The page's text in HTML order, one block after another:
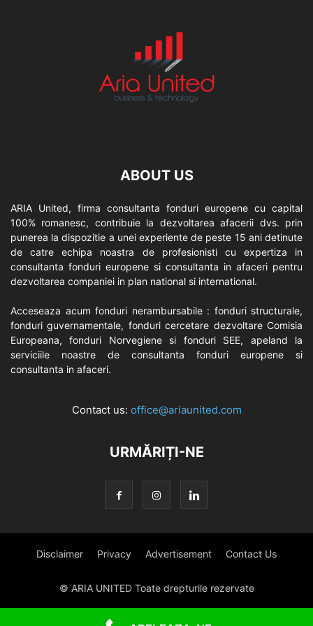
ABOUT US
ARIA United, firma consultanta fonduri europene cu capital
100% romanesc, contribuie la dezvoltarea afacerii dvs. prin
punerea la dispozitie a unei experiente de peste 15 ani detinute
de catre echipa noastra de profesionisti cu expertiza in
consultanta fonduri europene si consultanta in afaceri pentru
dezvoltarea companiei in plan national si international.
Acceseaza acum fonduri nerambursabile : fonduri structurale,
fonduri guvernamentale, fonduri cercetare dezvoltare Comisia
Europeana, fonduri Norvegiene si fonduri SEE, apeland la
serviciile noastre de consultanta fonduri europene si
consultanta in afaceri.
Contact us: office@ariaunited.com
URMĂRIȚI-NE
Disclaimer Privacy Advertisement Contact Us
© ARIA UNITED Toate drepturile rezervate